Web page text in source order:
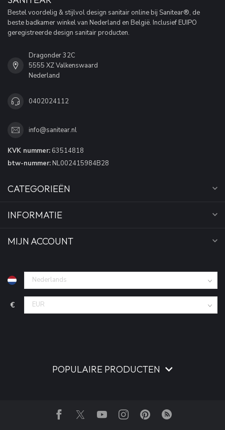
Bestel voordelig & stijlvol design sanitair online bij Sanitear®, de
beste badkamer winkel van Nederland en België. Inclusief EUIPO
geregistreerde design sanitair producten.
Dragonder 32C
5555 XZ Valkenswaard
Nederland
0402024112
info@sanitear.nl
KVK nummer: 63514818
btw-nummer: NL002415984B28
CATEGORIEËN
INFORMATIE
MIJN ACCOUNT
€
POPULAIRE PRODUCTEN